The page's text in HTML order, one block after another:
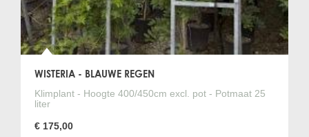
WISTERIA - BLAUWE REGEN
Klimplant - Hoogte 400/450cm excl. pot - Potmaat 25
liter
€ 175,00